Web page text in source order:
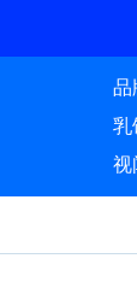
品
乳
视